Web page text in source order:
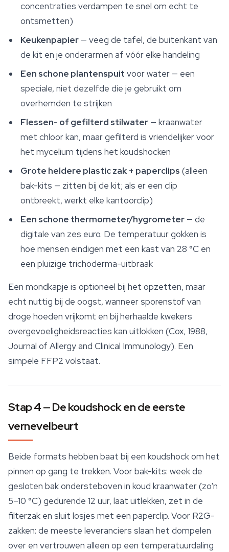
concentraties verdampen te snel om echt te
ontsmetten)
Keukenpapier — veeg de tafel, de buitenkant van
de kit en je onderarmen af vóór elke handeling
Een schone plantenspuit voor water — een
speciale, niet dezelfde die je gebruikt om
overhemden te strijken
Flessen- of gefilterd stilwater — kraanwater
met chloor kan, maar gefilterd is vriendelijker voor
het mycelium tijdens het koudshocken
Grote heldere plastic zak + paperclips (alleen
bak-kits — zitten bij de kit; als er een clip
ontbreekt, werkt elke kantoorclip)
Een schone thermometer/hygrometer — de
digitale van zes euro. De temperatuur gokken is
hoe mensen eindigen met een kast van 28 °C en
een pluizige trichoderma-uitbraak
Een mondkapje is optioneel bij het opzetten, maar
echt nuttig bij de oogst, wanneer sporenstof van
droge hoeden vrijkomt en bij herhaalde kwekers
overgevoeligheidsreacties kan uitlokken (Cox, 1988,
Journal of Allergy and Clinical Immunology). Een
simpele FFP2 volstaat.
Stap 4 — De koudshock en de eerste
vernevelbeurt
Beide formats hebben baat bij een koudshock om het
pinnen op gang te trekken. Voor bak-kits: week de
gesloten bak ondersteboven in koud kraanwater (zo'n
5–10 °C) gedurende 12 uur, laat uitlekken, zet in de
filterzak en sluit losjes met een paperclip. Voor R2G-
zakken: de meeste leveranciers slaan het dompelen
over en vertrouwen alleen op een temperatuurdaling